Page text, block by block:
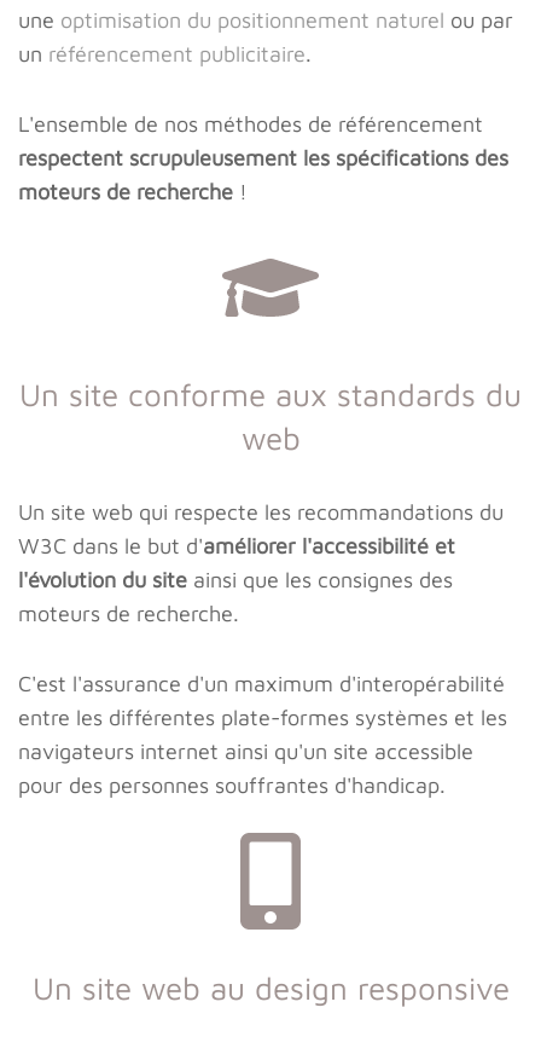
une optimisation du positionnement naturel ou par
un référencement publicitaire.
L'ensemble de nos méthodes de référencement
respectent scrupuleusement les spécifications des
moteurs de recherche !
Un site conforme aux standards du
web
Un site web qui respecte les recommandations du
W3C dans le but d'améliorer l'accessibilité et
l'évolution du site ainsi que les consignes des
moteurs de recherche.
C'est l'assurance d'un maximum d'interopérabilité
entre les différentes plate-formes systèmes et les
navigateurs internet ainsi qu'un site accessible
pour des personnes souffrantes d'handicap.
Un site web au design responsive